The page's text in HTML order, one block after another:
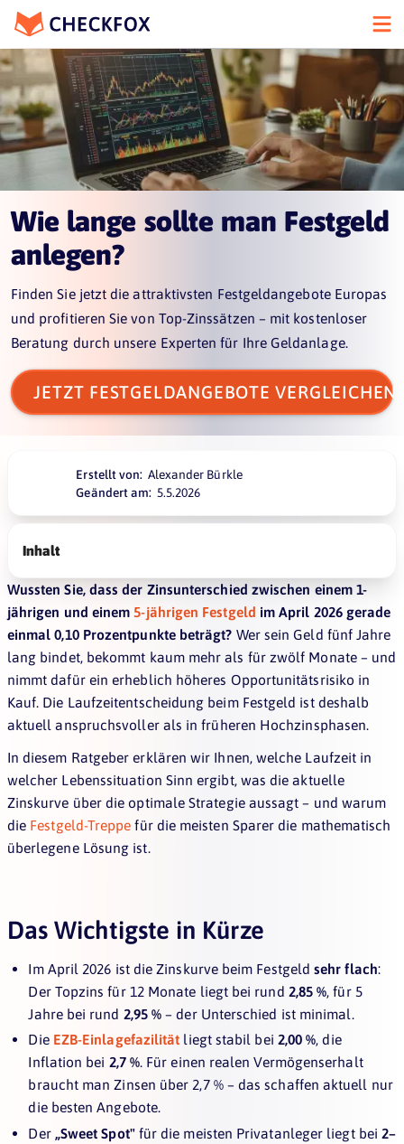
Wie lange sollte man Festgeld
anlegen?
Finden Sie jetzt die attraktivsten Festgeldangebote Europas
und profitieren Sie von Top-Zinssätzen – mit kostenloser
Beratung durch unsere Experten für Ihre Geldanlage.
JETZT FESTGELDANGEBOTE VERGLEICHEN
Erstellt von: Alexander Bürkle
Geändert am: 5.5.2026
Inhalt
Wussten Sie, dass der Zinsunterschied zwischen einem 1-
jährigen und einem5-jährigen Festgeld im April 2026 gerade
einmal 0,10 Prozentpunkte beträgt? Wer sein Geld fünf Jahre
lang bindet, bekommt kaum mehr als für zwölf Monate – und
nimmt dafür ein erheblich höheres Opportunitätsrisiko in
Kauf. Die Laufzeitentscheidung beim Festgeld ist deshalb
aktuell anspruchsvoller als in früheren Hochzinsphasen.
In diesem Ratgeber erklären wir Ihnen, welche Laufzeit in
welcher Lebenssituation Sinn ergibt, was die aktuelle
Zinskurve über die optimale Strategie aussagt – und warum
die Festgeld-Treppe für die meisten Sparer die mathematisch
überlegene Lösung ist.
Das Wichtigste in Kürze
Im April 2026 ist die Zinskurve beim Festgeldsehr flach:
Der Topzins für 12 Monate liegt bei rund 2,85 % , für 5
Jahre bei rund 2,95 % – der Unterschied ist minimal.
Die EZB-Einlagefazilität liegt stabil bei 2,00 %, die
Inflation bei 2,7 %. Für einen realen Vermögenserhalt
braucht man Zinsen über 2,7 % – das schaffen aktuell nur
die besten Angebote.
Der „Sweet Spot"für die meisten Privatanleger liegt bei 2–